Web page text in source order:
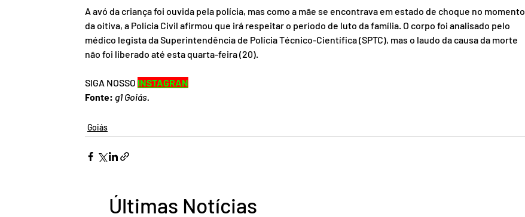
A avó da criança foi ouvida pela polícia, mas como a mãe se encontrava em estado de choque no momento
da oitiva, a Polícia Civil afirmou que irá respeitar o período de luto da família. O corpo foi analisado pelo
médico legista da Superintendência de Polícia Técnico-Científica (SPTC), mas o laudo da causa da morte
não foi liberado até esta quarta-feira (20).
SIGA NOSSO INSTAGRAN
Fonte: g1 Goiás.
Goiás
Últimas Notícias